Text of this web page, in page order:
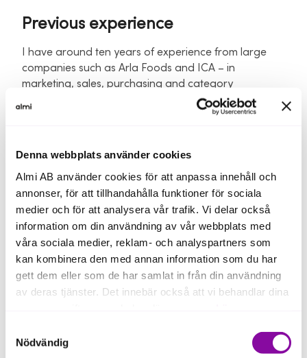
Denna webbplats använder cookies
Almi AB använder cookies för att anpassa innehåll och
annonser, för att tillhandahålla funktioner för sociala
medier och för att analysera vår trafik. Vi delar också
information om din användning av vår webbplats med
våra sociala medier, reklam- och analyspartners som
kan kombinera den med annan information som du har
gett dem eller som de har samlat in från din användning
av deras tjänster. Det innebär också att vi behandlar dina
Om du klickar på avvisa kommer användning av kakor
Nödvändig
Previous experience
I have around ten years of experience from large
companies such as Arla Foods and ICA – in
marketing, sales, purchasing and category
management. In addition, I have been an active
entrepreneur for seven years and also worked as
Switching between experiences from large
corporations, scaleups and startups is what excites
me in my role as Investment Manager at Almi Invest
GreenTech.
Board assignments and education
Board member of portfolio company Velove Bikes